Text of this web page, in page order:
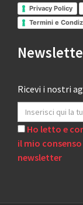
Privacy Policy
Termini e
Ricevi i nostri
Ho letto e
il mio
newsletter